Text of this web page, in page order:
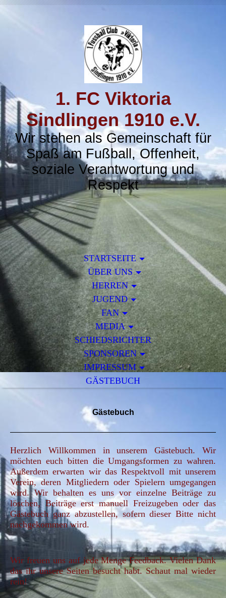
1. FC Viktoria
Sindlingen 1910 e.V.
Wir stehen als Gemeinschaft für
Spaß am Fußball, Offenheit,
soziale Verantwortung und
Respekt
STARTSEITE
ÜBER UNS
HERREN
JUGEND
FAN
MEDIA
SCHIEDSRICHTER
SPONSOREN
IMPRESSUM
GÄSTEBUCH
Gästebuch
Herzlich Willkommen in unserem Gästebuch. Wir
möchten euch bitten die Umgangsformen zu wahren.
Außerdem erwarten wir das Respektvoll mit unserem
Verein, deren Mitgliedern oder Spielern umgegangen
wird. Wir behalten es uns vor einzelne Beiträge zu
löschen, Beiträge erst manuell Freizugeben oder das
Gästebuch ganz abzustellen, sofern dieser Bitte nicht
nachgekommen wird.
Wir freuen uns auf jede Menge Feedback. Vielen Dank
das ihr unsere Seiten besucht habt. Schaut mal wieder
rein!